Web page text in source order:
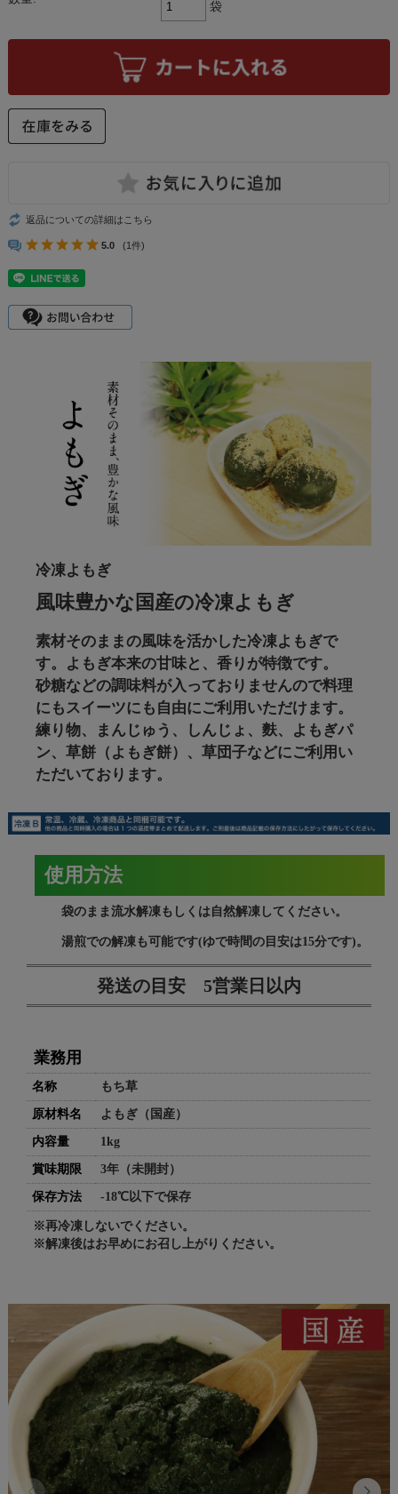
袋
返品についての詳細はこちら
5.0 (1件)
冷凍よもぎ
風味豊かな国産の冷凍よもぎ
素材そのままの風味を活かした冷凍よもぎで
す。よもぎ本来の甘味と、香りが特徴です。
砂糖などの調味料が入っておりませんので料理
にもスイーツにも自由にご利用いただけます。
練り物、まんじゅう、しんじょ、麩、よもぎパ
ン、草餅（よもぎ餅）、草団子などにご利用い
ただいております。
使用方法
袋のまま流水解凍もしくは自然解凍してください。
湯煎での解凍も可能です(ゆで時間の目安は15分です)。
発送の目安 5営業日以内
業務用
名称 もち草
原材料名 よもぎ（国産）
内容量 1kg
賞味期限 3年（未開封）
保存方法 -18℃以下で保存
※再冷凍しないでください。
※解凍後はお早めにお召し上がりください。